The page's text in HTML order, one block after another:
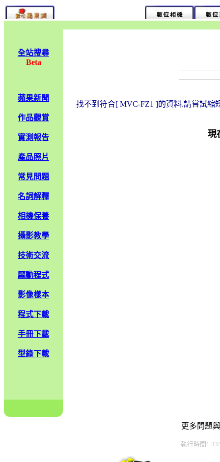
全站搜尋
Beta
蘋果新聞
作品觀賞
實測報告
產品照片
常見問題
名詞解釋
相機保養
攝影教學
技術交流
驅動程式
影像樣本
程式下載
手冊下載
型錄下載
找不到符合[ MVC-FZ1 ]的資料.請嘗試縮
現
更多問題
執行時間